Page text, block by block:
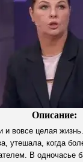
Описание:
вовсе целая
утешала, когда
В одночасье